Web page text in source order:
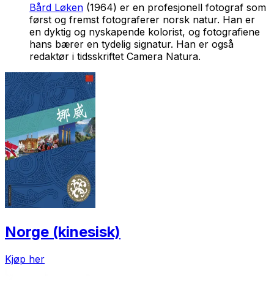
Bård Løken (1964) er en profesjonell fotograf som
først og fremst fotograferer norsk natur. Han er
en dyktig og nyskapende kolorist, og fotografiene
hans bærer en tydelig signatur. Han er også
redaktør i tidsskriftet Camera Natura.
Norge (kinesisk)
Kjøp her